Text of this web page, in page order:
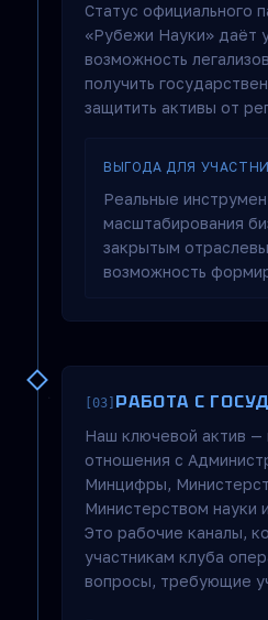
Статус официального
«Рубежи Науки» даёт
возможность
получить
защитить активы от
ВЫГОДА ДЛЯ
Реальные
масштабирования
закрытым
возможность
[03] РАБОТА С
Наш ключевой актив
отношения с
Минцифры,
Министерством науки
Это рабочие каналы,
участникам клуба
вопросы, требующие